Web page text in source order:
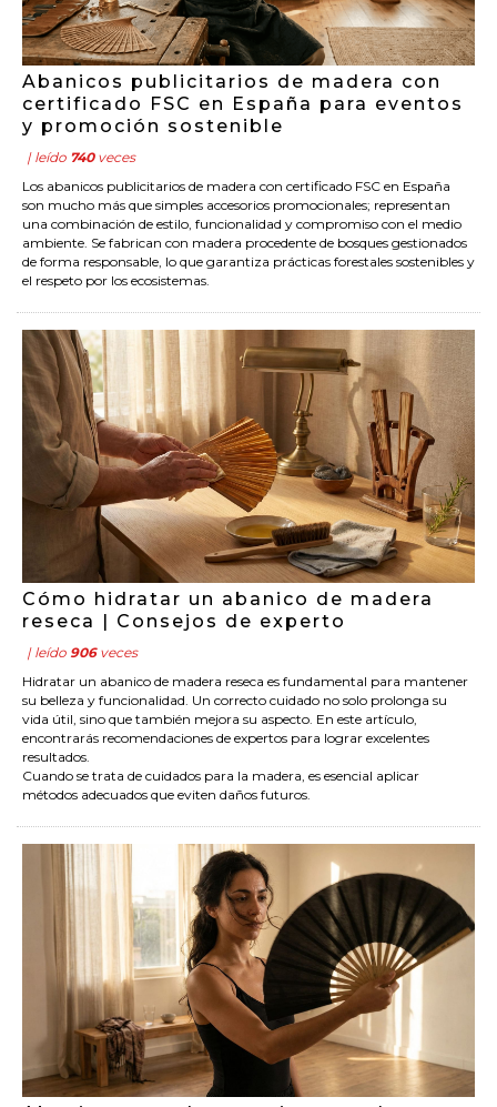
Abanicos publicitarios de madera con
certificado FSC en España para eventos
y promoción sostenible
| leído 740veces
Los abanicos publicitarios de madera con certificado FSC en España
son mucho más que simples accesorios promocionales; representan
una combinación de estilo, funcionalidad y compromiso con el medio
ambiente. Se fabrican con madera procedente de bosques gestionados
de forma responsable, lo que garantiza prácticas forestales sostenibles y
el respeto por los ecosistemas.
Cómo hidratar un abanico de madera
reseca | Consejos de experto
| leído 906veces
Hidratar un abanico de madera reseca es fundamental para mantener
su belleza y funcionalidad. Un correcto cuidado no solo prolonga su
vida útil, sino que también mejora su aspecto. En este artículo,
encontrarás recomendaciones de expertos para lograr excelentes
resultados.
Cuando se trata de cuidados para la madera, es esencial aplicar
métodos adecuados que eviten daños futuros.